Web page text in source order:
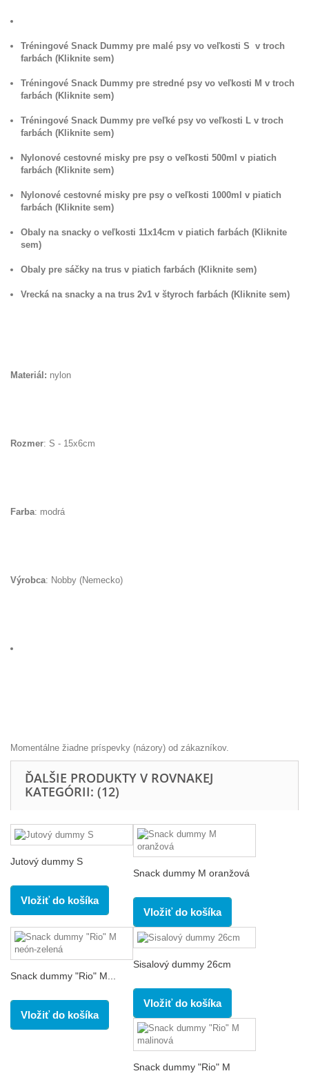
Tréningové Snack Dummy pre malé psy vo veľkosti S v troch
farbách (Kliknite sem)
Tréningové Snack Dummy pre stredné psy vo veľkosti M v troch
farbách (Kliknite sem)
Tréningové Snack Dummy pre veľké psy vo veľkosti L v troch
farbách (Kliknite sem)
Nylonové cestovné misky pre psy o veľkosti 500ml v piatich
farbách (Kliknite sem)
Nylonové cestovné misky pre psy o veľkosti 1000ml v piatich
farbách (Kliknite sem)
Obaly na snacky o veľkosti 11x14cm v piatich farbách (Kliknite
sem)
Obaly pre sáčky na trus v piatich farbách (Kliknite sem)
Vrecká na snacky a na trus 2v1 v štyroch farbách (Kliknite sem)
Materiál: nylon
Rozmer: S - 15x6cm
Farba: modrá
Výrobca: Nobby (Nemecko)
Momentálne žiadne príspevky (názory) od zákazníkov.
ĎALŠIE PRODUKTY V ROVNAKEJ
KATEGÓRII: (12)
Jutový dummy S
Vložiť do košíka
Snack dummy M oranžová
Vložiť do košíka
Snack dummy "Rio" M...
Vložiť do košíka
Sisalový dummy 26cm
Vložiť do košíka
Snack dummy "Rio" M